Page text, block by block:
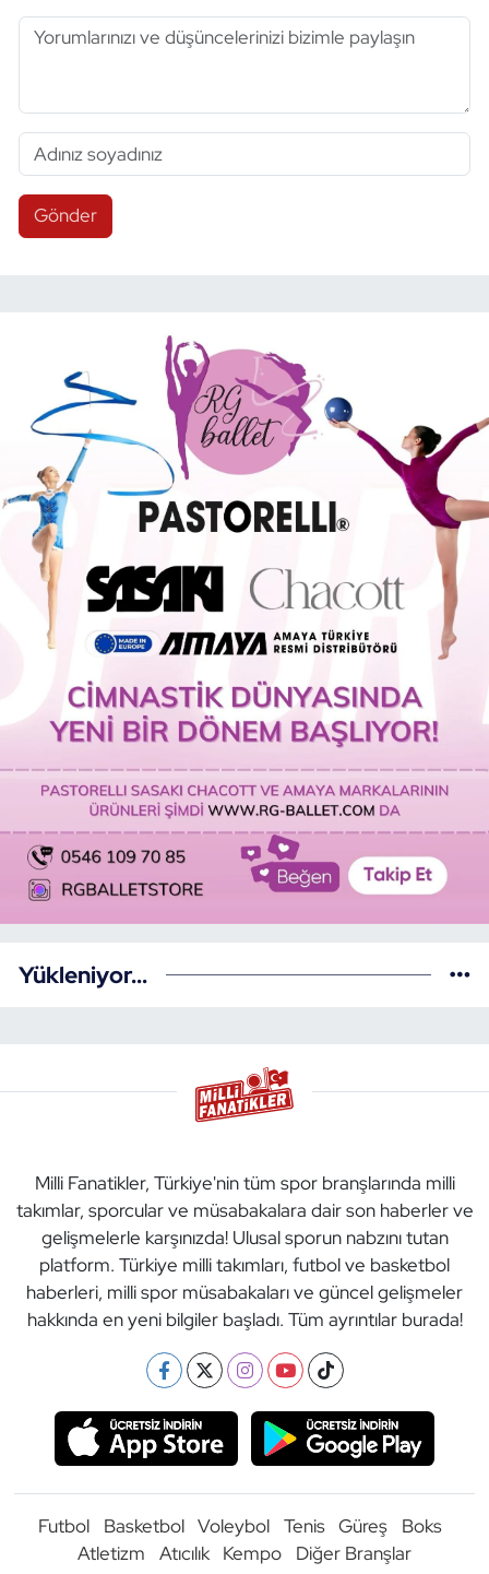
Gönder
Yükleniyor...
Milli Fanatikler, Türkiye'nin tüm spor branşlarında milli
takımlar, sporcular ve müsabakalara dair son haberler ve
gelişmelerle karşınızda! Ulusal sporun nabzını tutan
platform. Türkiye milli takımları, futbol ve basketbol
haberleri, milli spor müsabakaları ve güncel gelişmeler
hakkında en yeni bilgiler başladı. Tüm ayrıntılar burada!
Futbol Basketbol Voleybol Tenis Güreş
Boks
Atletizm
Atıcılık Kempo Diğer Branşlar